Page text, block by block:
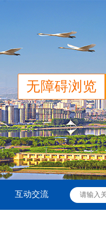
无障碍浏览
互动交流